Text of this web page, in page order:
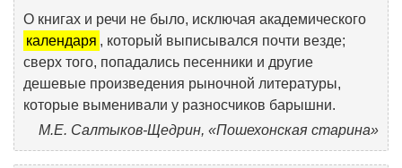
О книгах и речи не было, исключая академического
календаря , который выписывался почти везде;
сверх того, попадались песенники и другие
дешевые произведения рыночной литературы,
которые выменивали у разносчиков барышни.
М.Е. Салтыков-Щедрин, «Пошехонская старина»